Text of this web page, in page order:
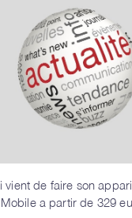
vient de faire son
a partir de 329